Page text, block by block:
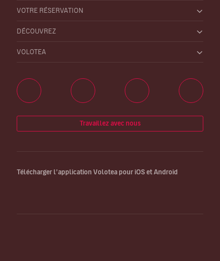
VOTRE RÉSERVATION
DÉCOUVREZ
VOLOTEA
Travaillez avec nous
Télécharger l’application Volotea pour iOS et Android